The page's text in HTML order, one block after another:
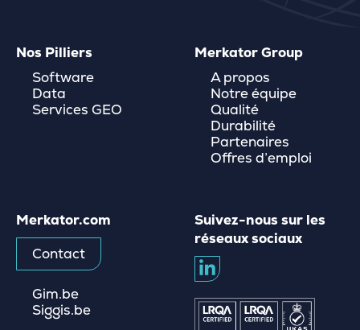
Suivez-nous sur les
réseaux sociaux
Nos Pilliers
Software
Data
Services GEO
Merkator Group
A propos
Notre équipe
Qualité
Durabilité
Partenaires
Offres d’emploi
Merkator.com
Contact
Gim.be
Siggis.be